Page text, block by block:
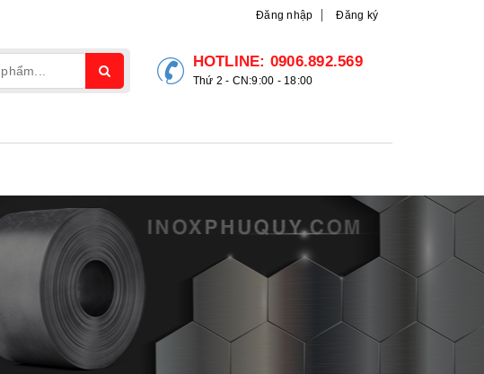
Đăng nhập Đăng ký
HOTLINE: 0906.892.569
Thứ 2 - CN:9:00 - 18:00